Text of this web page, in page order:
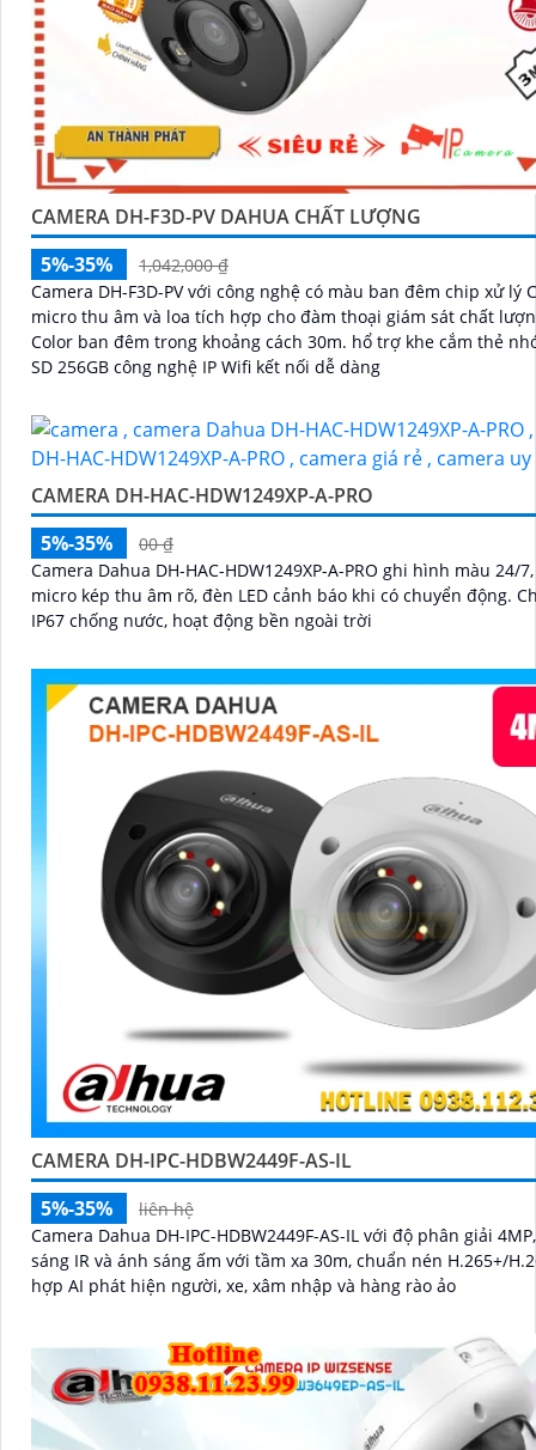
CAMERA DH-F3D-PV DAHUA CHẤT LƯỢNG
5%-35%
1,042,000 ₫
Camera DH-F3D-PV với công nghệ có màu ban đêm chip xử lý
micro thu âm và loa tích hợp cho đàm thoại giám sát chất
Color ban đêm trong khoảng cách 30m. hổ trợ khe cắm thẻ nhớ Micro
SD 256GB công nghệ IP Wifi kết nối dễ dàng
CAMERA DH-HAC-HDW1249XP-A-PRO
5%-35%
00 ₫
Camera Dahua DH-HAC-HDW1249XP-A-PRO ghi hình màu 24/
micro kép thu âm rõ, đèn LED cảnh báo khi có chuyển động. Chuẩn
IP67 chống nước, hoạt động bền ngoài trời
CAMERA DH-IPC-HDBW2449F-AS-IL
5%-35%
liên hệ
Camera Dahua DH-IPC-HDBW2449F-AS-IL với độ phân giải
sáng IR và ánh sáng ấm với tầm xa 30m, chuẩn nén H.265+/
hợp AI phát hiện người, xe, xâm nhập và hàng rào ảo